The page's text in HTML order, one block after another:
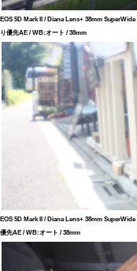
EOS 5D Mark II / Diana Lens+ 38mm SuperWide
り優先AE / WB:オート / 38mm
EOS 5D Mark II / Diana Lens+ 38mm SuperWide
優先AE / WB:オート / 38mm